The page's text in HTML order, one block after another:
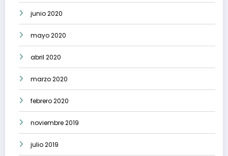
junio 2020
mayo 2020
abril 2020
marzo 2020
febrero 2020
noviembre 2019
julio 2019